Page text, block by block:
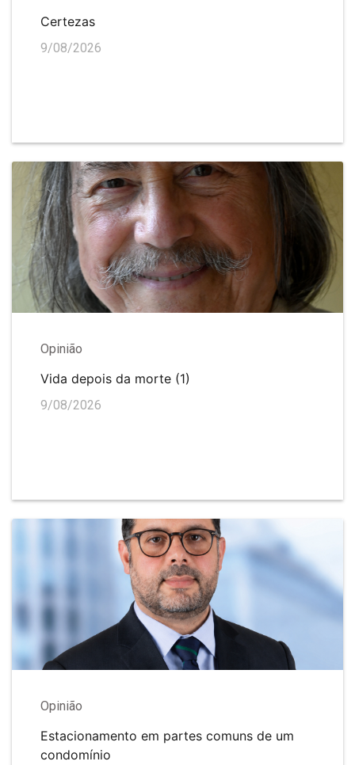
Certezas
9/08/2026
Opinião
Vida depois da morte (1)
9/08/2026
Opinião
Estacionamento em partes comuns de um
condomínio